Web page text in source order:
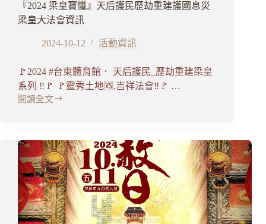
『2024 梁皇寶懺』天后護民歷劫重建護國息災
梁皇大法會資訊
2024-10-12 活動資訊
🚩2024 #台東體育館． 天后護民_歷劫重建梁皇
系列 ‼️🚩 🚩靈秀土地🆚.吉祥法會‼️🚩 …
閱讀全文
『2024
寶
懺』
后
護
民
歷